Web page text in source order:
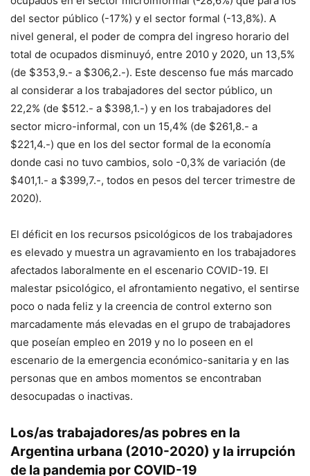
del sector público (-17%) y el sector formal (-13,8%). A
nivel general, el poder de compra del ingreso horario del
total de ocupados disminuyó, entre 2010 y 2020, un 13,5%
(de $353,9.- a $306,2.-). Este descenso fue más marcado
al considerar a los trabajadores del sector público, un
22,2% (de $512.- a $398,1.-) y en los trabajadores del
sector micro-informal, con un 15,4% (de $261,8.- a
$221,4.-) que en los del sector formal de la economía
donde casi no tuvo cambios, solo -0,3% de variación (de
$401,1.- a $399,7.-, todos en pesos del tercer trimestre de
2020).
El déficit en los recursos psicológicos de los trabajadores
es elevado y muestra un agravamiento en los trabajadores
afectados laboralmente en el escenario COVID-19. El
malestar psicológico, el afrontamiento negativo, el sentirse
poco o nada feliz y la creencia de control externo son
marcadamente más elevadas en el grupo de trabajadores
que poseían empleo en 2019 y no lo poseen en el
escenario de la emergencia económico-sanitaria y en las
personas que en ambos momentos se encontraban
desocupadas o inactivas.
Los/as trabajadores/as pobres en la
Argentina urbana (2010-2020) y la irrupción
de la pandemia por COVID-19